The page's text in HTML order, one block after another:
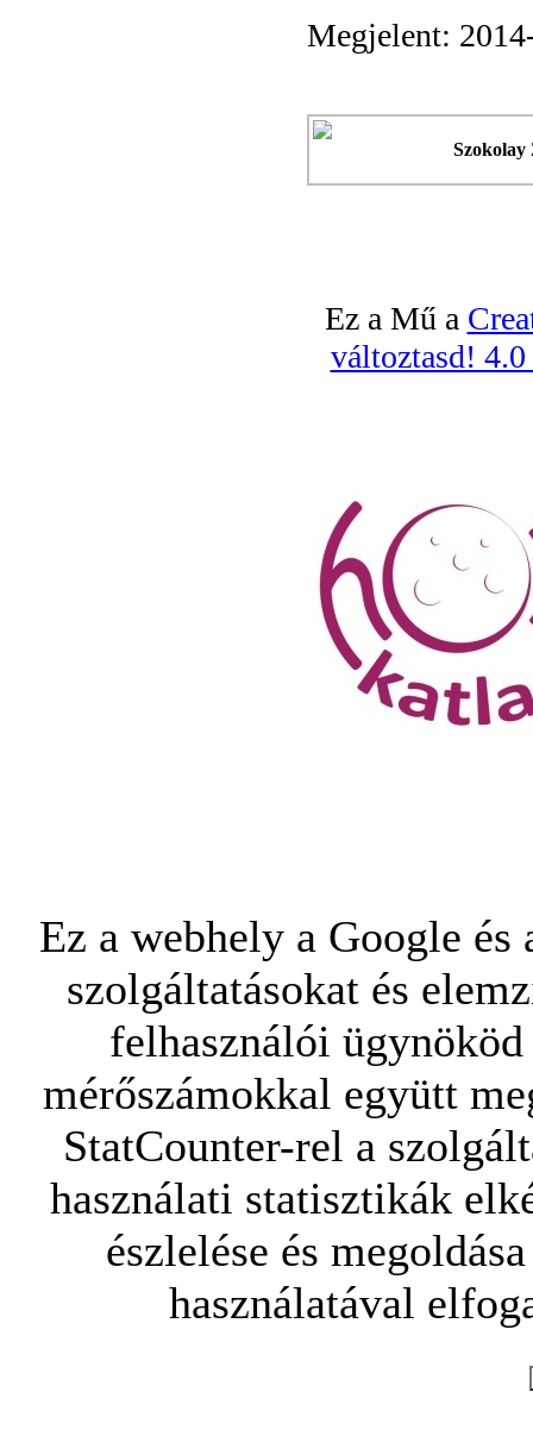
Megjelent:
Szokolay
Ez a Mű a
változtasd!
Ez a webhely a Google
szolgáltatásokat és
felhasználói
mérőszámokkal együtt
StatCounter-rel a
használati statisztikák
észlelése és
használatával